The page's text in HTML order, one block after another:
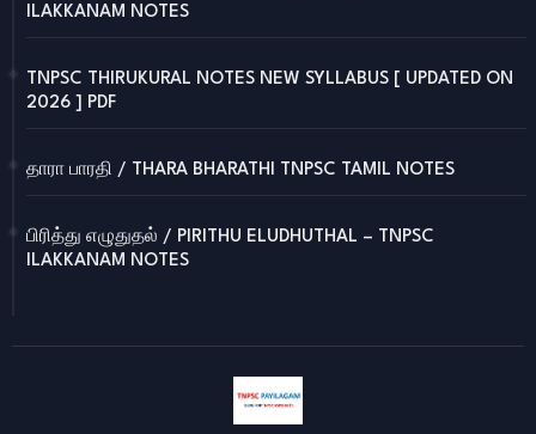
ILAKKANAM NOTES
TNPSC THIRUKURAL NOTES NEW SYLLABUS [ UPDATED ON
2026 ] PDF
தாரா பாரதி / THARA BHARATHI TNPSC TAMIL NOTES
பிரித்து எழுதுதல் / PIRITHU ELUDHUTHAL – TNPSC
ILAKKANAM NOTES